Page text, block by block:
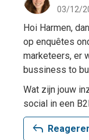
03/12/
Hoi Harmen,
op enquêtes
marketeers, er
bussiness to
Wat zijn jouw
social in een
reply